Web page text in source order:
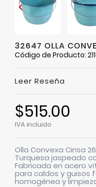

32647 OLLA
Código de Producto:
Leer Reseña
$515.00
IVA incluido
Olla Convexa Cinsa
Turquesa jaspeado
Fabricada en acero
para caldos y guisos
homogénea y